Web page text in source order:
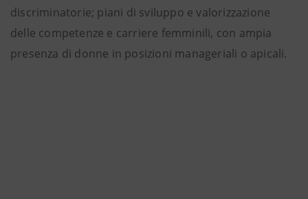
discriminatorie; piani di sviluppo e valorizzazione
delle competenze e carriere femminili, con ampia
presenza di donne in posizioni manageriali o apicali.